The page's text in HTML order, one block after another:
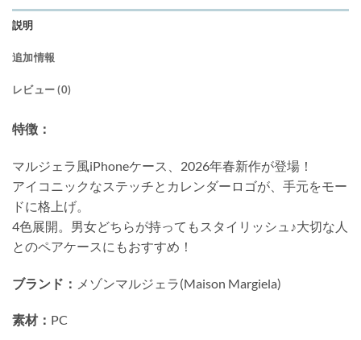
説明
追加情報
レビュー (0)
特徴：
マルジェラ風iPhoneケース、2026年春新作が登場！
アイコニックなステッチとカレンダーロゴが、手元をモー
ドに格上げ。
4色展開。男女どちらが持ってもスタイリッシュ♪大切な人
とのペアケースにもおすすめ！
ブランド： メゾンマルジェラ(Maison Margiela)
素材： PC